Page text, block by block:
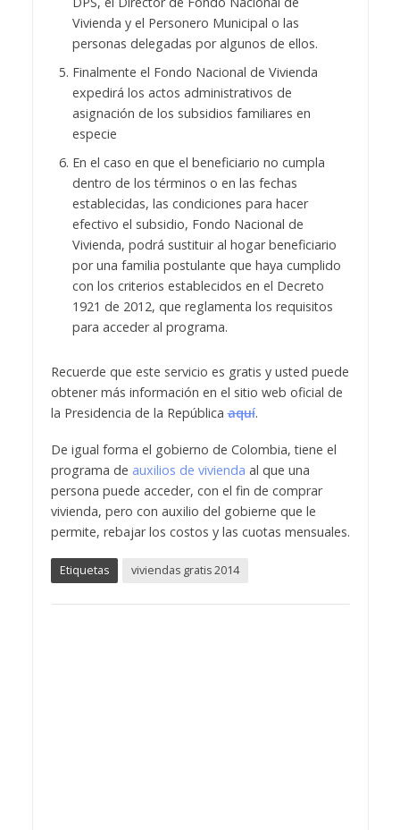
Vivienda y el Personero Municipal o las
personas delegadas por algunos de ellos.
Finalmente el Fondo Nacional de Vivienda
expedirá los actos administrativos de
asignación de los subsidios familiares en
especie
En el caso en que el beneficiario no cumpla
dentro de los términos o en las fechas
establecidas, las condiciones para hacer
efectivo el subsidio, Fondo Nacional de
Vivienda, podrá sustituir al hogar beneficiario
por una familia postulante que haya cumplido
con los criterios establecidos en el Decreto
1921 de 2012, que reglamenta los requisitos
para acceder al programa.
Recuerde que este servicio es gratis y usted puede
obtener más información en el sitio web oficial de
la Presidencia de la Repúblicaaquí.
De igual forma el gobierno de Colombia, tiene el
programa de auxilios de vivienda al que una
persona puede acceder, con el fin de comprar
vivienda, pero con auxilio del gobierne que le
permite, rebajar los costos y las cuotas mensuales.
Etiquetas viviendas gratis 2014